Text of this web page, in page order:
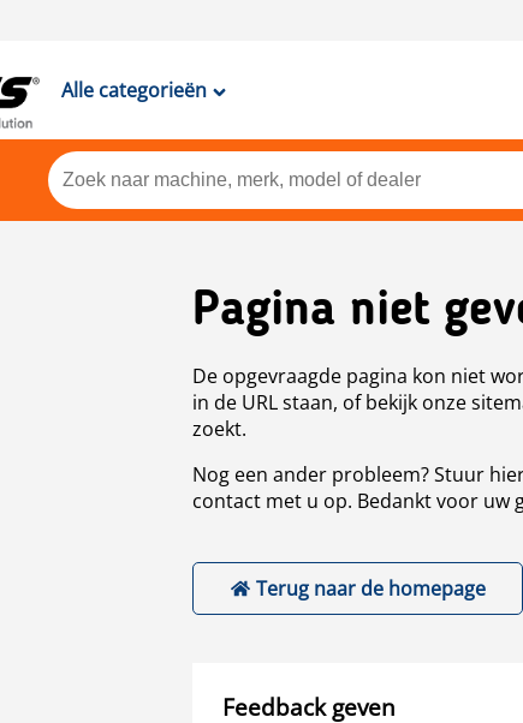
Alle categorieën
Pagina niet
De opgevraagde pagina kon niet
in de URL staan, of bekijk onze
zoekt.
Nog een ander probleem? Stuur
contact met u op. Bedankt voor uw
Terug naar de homepage
Feedback geven